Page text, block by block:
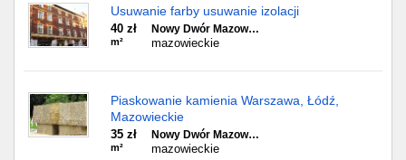
Usuwanie farby usuwanie izolacji
40 zł
m²
Nowy Dwór Mazow…
mazowieckie
Piaskowanie kamienia Warszawa, Łódź,
Mazowieckie
35 zł
m²
Nowy Dwór Mazow…
mazowieckie